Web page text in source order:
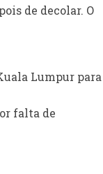
de decolar. O
Lumpur para
falta de